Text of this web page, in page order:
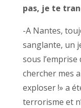
pas, je te
-A Nantes,
sanglante, un
sous l’emprise
chercher mes
exploser !» a
terrorisme et